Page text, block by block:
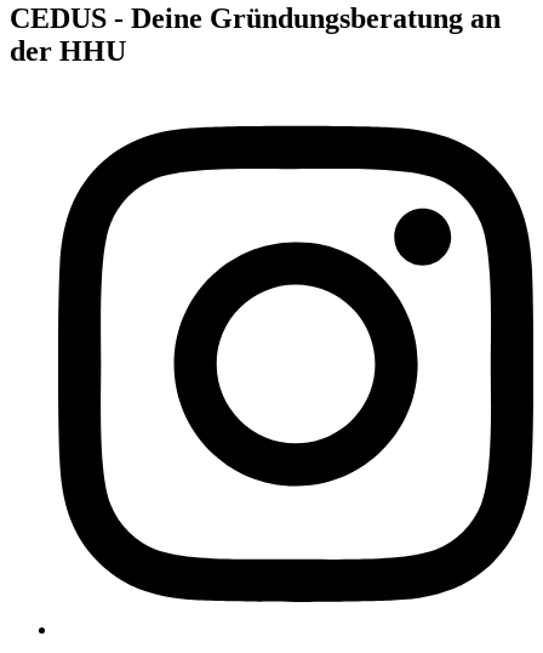
CEDUS - Deine Gründungsberatung an
der HHU